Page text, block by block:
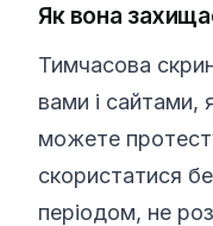
Як вона
Тимчасова
вами і сайтами,
можете
скористатися
періодом, не